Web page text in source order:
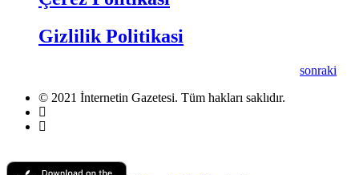
Gizlilik Politikasi
sonraki
© 2021 İnternetin Gazetesi. Tüm hakları saklıdır.